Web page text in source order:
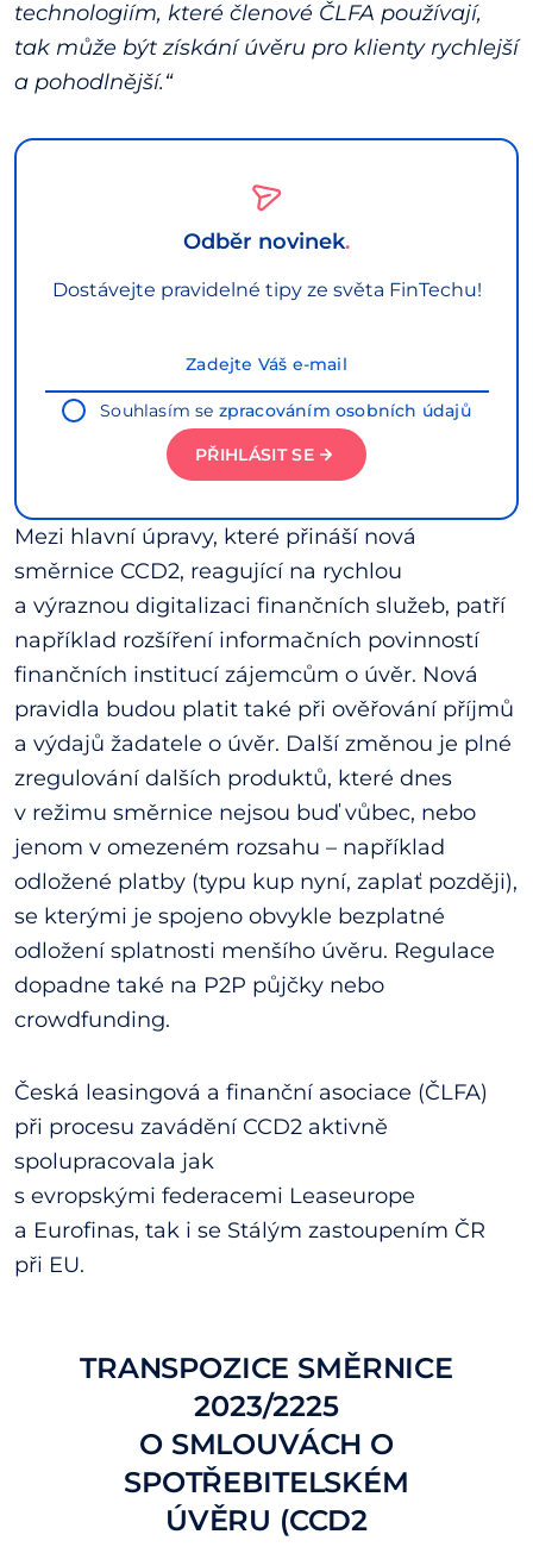
technologiím, které členové ČLFA používají,
tak může být získání úvěru pro klienty rychlejší
a pohodlnější.“
Odběr novinek
Dostávejte pravidelné tipy ze světa FinTechu!
Souhlasím se zpracováním osobních údajů
PŘIHLÁSIT SE
Mezi hlavní úpravy, které přináší nová
směrnice CCD2, reagující na rychlou
a výraznou digitalizaci finančních služeb, patří
například rozšíření informačních povinností
finančních institucí zájemcům o úvěr. Nová
pravidla budou platit také při ověřování příjmů
a výdajů žadatele o úvěr. Další změnou je plné
zregulování dalších produktů, které dnes
v režimu směrnice nejsou buď vůbec, nebo
jenom v omezeném rozsahu – například
odložené platby (typu kup nyní, zaplať později),
se kterými je spojeno obvykle bezplatné
odložení splatnosti menšího úvěru. Regulace
dopadne také na P2P půjčky nebo
crowdfunding.
Česká leasingová a finanční asociace (ČLFA)
při procesu zavádění CCD2 aktivně
spolupracovala jak
s evropskými federacemi Leaseurope
a Eurofinas, tak i se Stálým zastoupením ČR
při EU.
TRANSPOZICE SMĚRNICE
2023/2225
O SMLOUVÁCH O
SPOTŘEBITELSKÉM
ÚVĚRU (CCD2